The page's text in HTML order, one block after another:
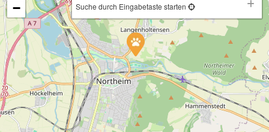
−
Suche durch Eingabetaste starten